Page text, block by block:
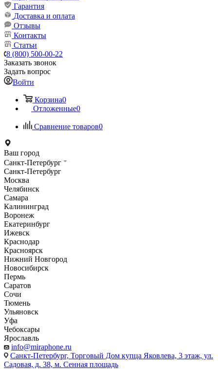
Гарантия
Доставка и оплата
Отзывы
Контакты
Статьи
8 (800) 500-00-22
Заказать звонок
Задать вопрос
Войти
Корзина0
Отложенные0
Сравнение товаров0
Ваш город
Санкт-Петербург
Санкт-Петербург
Москва
Челябинск
Самара
Калининград
Воронеж
Екатеринбург
Ижевск
Краснодар
Красноярск
Нижний Новгород
Новосибирск
Пермь
Саратов
Сочи
Тюмень
Ульяновск
Уфа
Чебоксары
Ярославль
info@miraphone.ru
Санкт-Петербург, Торговый Дом купца Яковлева, 3 этаж, ул.
Садовая, д. 38, м. Сенная площадь